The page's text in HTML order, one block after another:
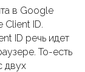
в Google
ID.
ID речь идет
То-есть
двух